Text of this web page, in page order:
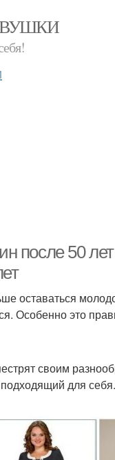
после 50
оставаться
Особенно это
своим
для